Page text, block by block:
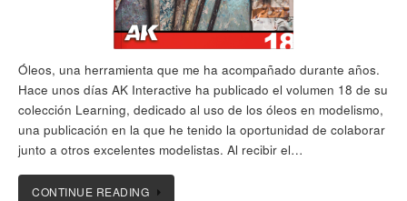
Óleos, una herramienta que me ha acompañado durante años.
Hace unos días AK Interactive ha publicado el volumen 18 de su
colección Learning, dedicado al uso de los óleos en modelismo,
una publicación en la que he tenido la oportunidad de colaborar
junto a otros excelentes modelistas. Al recibir el…
CONTINUE READING